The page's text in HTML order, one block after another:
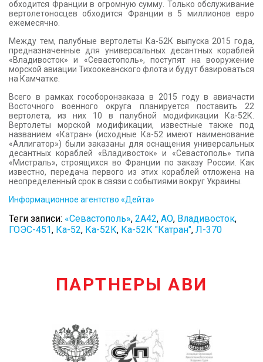
обходится Франции в огромную сумму. Только обслуживание
вертолетоносцев обходится Франции в 5 миллионов евро
ежемесячно.
Между тем, палубные вертолеты Ка-52К выпуска 2015 года,
предназначенные для универсальных десантных кораблей
«Владивосток» и «Севастополь», поступят на вооружение
морской авиации Тихоокеанского флота и будут базироваться
на Камчатке.
Всего в рамках гособоронзаказа в 2015 году в авиачасти
Восточного военного округа планируется поставить 22
вертолета, из них 10 в палубной модификации Ка-52К.
Вертолеты морской модификации, известные также под
названием «Катран» (исходные Ка-52 имеют наименование
«Аллигатор») были заказаны для оснащения универсальных
десантных кораблей «Владивосток» и «Севастополь» типа
«Мистраль», строящихся во Франции по заказу России. Как
известно, передача первого из этих кораблей отложена на
неопределенный срок в связи с событиями вокруг Украины.
Информационное агентство «Дейта»
Теги записи: «Севастополь», 2А42, АО, Владивосток,
ГОЭС-451, Ка-52, Ка-52К, Ка-52К "Катран", Л-370
ПАРТНЕРЫ АВИ